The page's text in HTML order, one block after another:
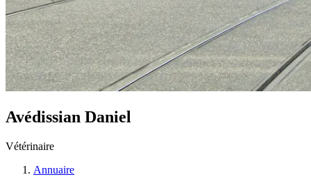
Avédissian Daniel
Vétérinaire
Annuaire